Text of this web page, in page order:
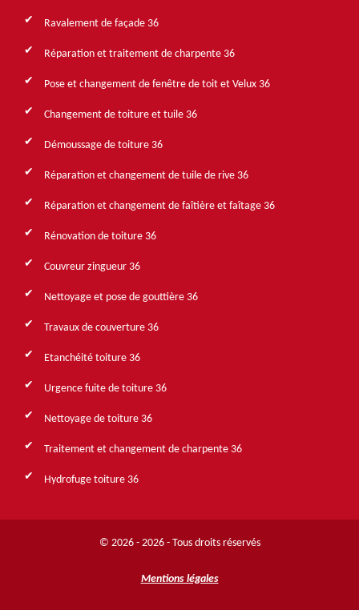
Ravalement de façade 36
Réparation et traitement de charpente 36
Pose et changement de fenêtre de toit et Velux 36
Changement de toiture et tuile 36
Démoussage de toiture 36
Réparation et changement de tuile de rive 36
Réparation et changement de faîtière et faîtage 36
Rénovation de toiture 36
Couvreur zingueur 36
Nettoyage et pose de gouttière 36
Travaux de couverture 36
Etanchéité toiture 36
Urgence fuite de toiture 36
Nettoyage de toiture 36
Traitement et changement de charpente 36
Hydrofuge toiture 36
© 2026 - 2026 - Tous droits réservés
Mentions légales